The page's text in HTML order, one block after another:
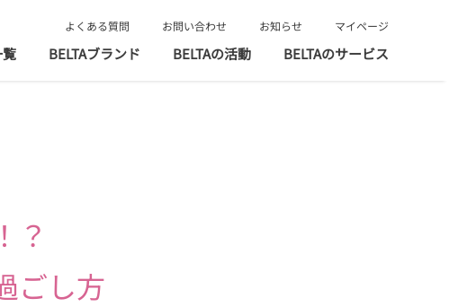
マイページ
お知らせ
お問い合わせ
よくある質問
BELTAブランド BELTAの活動 BELTAのサービス
？
ごし方